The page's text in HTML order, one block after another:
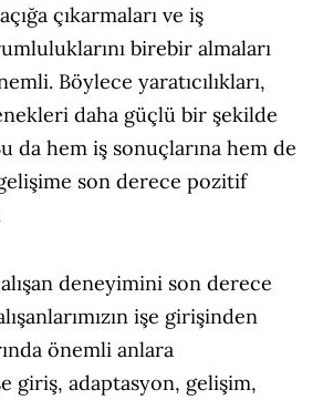
çıkarmaları ve iş
birebir almaları
Böylece yaratıcılıkları,
daha güçlü bir şekilde
da hem iş sonuçlarına hem de
son derece pozitif
deneyimini son derece
işe girişinden
önemli anlara
giriş, adaptasyon, gelişim,